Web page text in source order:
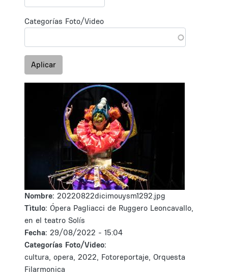
Categorías Foto/Video
Aplicar
Nombre: 20220822dicimouysm1292.jpg
Tìtulo: Ópera Pagliacci de Ruggero Leoncavallo,
en el teatro Solís
Fecha: 29/08/2022 - 15:04
Categorías Foto/Video:
cultura, opera, 2022, Fotoreportaje, Orquesta
Filarmonica